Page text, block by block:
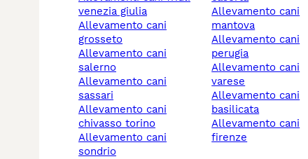
venezia giulia
allevamento cani
grosseto
allevamento cani
salerno
allevamento cani
sassari
allevamento cani
chivasso torino
allevamento cani
sondrio
allevamento cani
mantova
allevamento cani
perugia
allevamento cani
varese
allevamento cani
basilicata
allevamento cani
firenze